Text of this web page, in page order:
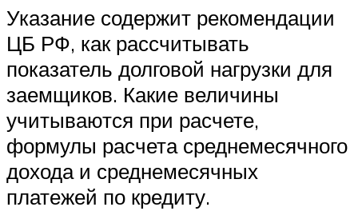
Указание содержит рекомендации
ЦБ РФ, как рассчитывать
показатель долговой нагрузки для
заемщиков. Какие величины
учитываются при расчете,
формулы расчета среднемесячного
дохода и среднемесячных
платежей по кредиту.